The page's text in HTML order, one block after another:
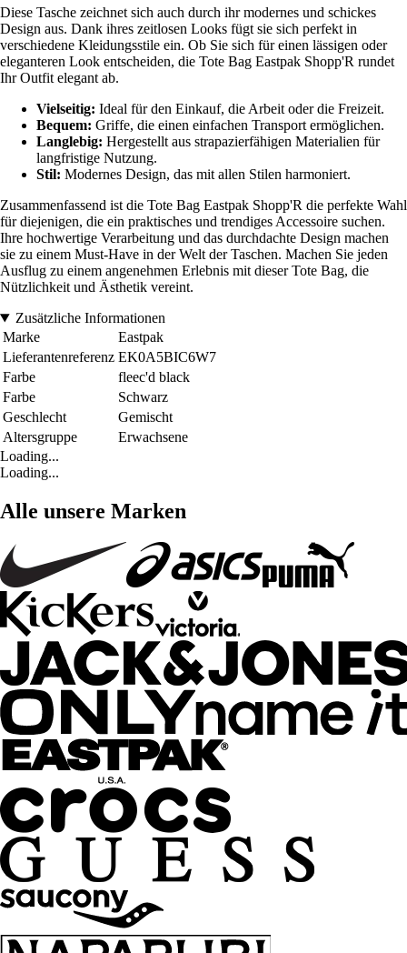
Diese Tasche zeichnet sich auch durch ihr modernes und schickes
Design aus. Dank ihres zeitlosen Looks fügt sie sich perfekt in
verschiedene Kleidungsstile ein. Ob Sie sich für einen lässigen oder
eleganteren Look entscheiden, die Tote Bag Eastpak Shopp'R rundet
Ihr Outfit elegant ab.
Vielseitig: Ideal für den Einkauf, die Arbeit oder die Freizeit.
Bequem: Griffe, die einen einfachen Transport ermöglichen.
Langlebig: Hergestellt aus strapazierfähigen Materialien für
langfristige Nutzung.
Stil: Modernes Design, das mit allen Stilen harmoniert.
Zusammenfassend ist die Tote Bag Eastpak Shopp'R die perfekte Wahl
für diejenigen, die ein praktisches und trendiges Accessoire suchen.
Ihre hochwertige Verarbeitung und das durchdachte Design machen
sie zu einem Must-Have in der Welt der Taschen. Machen Sie jeden
Ausflug zu einem angenehmen Erlebnis mit dieser Tote Bag, die
Nützlichkeit und Ästhetik vereint.
Zusätzliche Informationen
Marke
Eastpak
Lieferantenreferenz EK0A5BIC6W7
Farbe
fleec'd black
Farbe
Schwarz
Geschlecht
Gemischt
Altersgruppe
Erwachsene
Loading...
Loading...
Alle unsere Marken